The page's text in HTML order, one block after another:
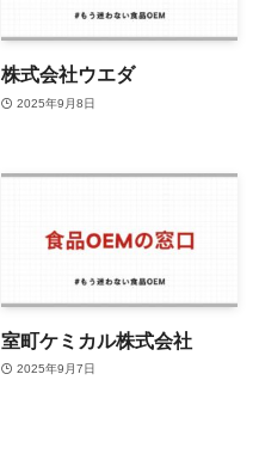
株式会社ウエダ
2025年9月8日
室町ケミカル株式会社
2025年9月7日